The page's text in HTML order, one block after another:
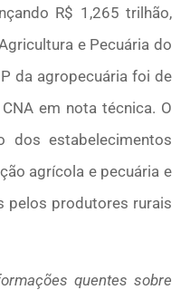
R$ 1,265 trilhão,
e Pecuária do
da agropecuária foi de
em nota técnica. O
dos estabelecimentos
agrícola e pecuária e
pelos produtores rurais
quentes sobre